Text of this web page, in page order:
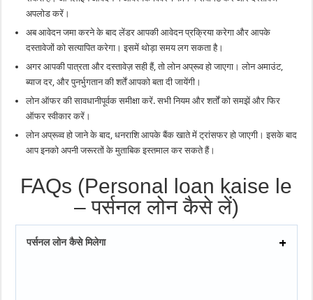
अपलोड करें।
अब आवेदन जमा करने के बाद लेंडर आपकी आवेदन प्रक्रिया करेगा और आपके
दस्तावेजों को सत्यापित करेगा। इसमें थोड़ा समय लग सकता है।
अगर आपकी पात्रता और दस्तावेज़ सही हैं, तो लोन अप्रूव हो जाएगा। लोन अमाउंट,
ब्याज दर, और पुनर्भुगतान की शर्तें आपको बता दी जायेंगी।
लोन ऑफर की सावधानीपूर्वक समीक्षा करें. सभी नियम और शर्तों को समझें और फिर
ऑफर स्वीकार करें।
लोन अप्रूव्व हो जाने के बाद, धनराशि आपके बैंक खाते में ट्रांसफर हो जाएगी। इसके बाद
आप इनको अपनी जरूरतों के मुताबिक इस्तमाल कर सकते हैं।
FAQs (Personal loan kaise le
– पर्सनल लोन कैसे लें)
पर्सनल लोन कैसे मिलेगा